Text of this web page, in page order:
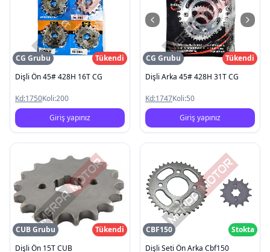
CG Grubu
Tükendi
Dişli Ön 45# 428H 16T CG
Kd:1750Koli:200
Giriş yapınız
CG Grubu
Tükendi
Dişli Arka 45# 428H 31T CG
Kd:1747Koli:50
Giriş yapınız
CUB Grubu
Tükendi
Dişli Ön 15T CUB
CBF150
Stokta
Dişli Seti Ön Arka Cbf150